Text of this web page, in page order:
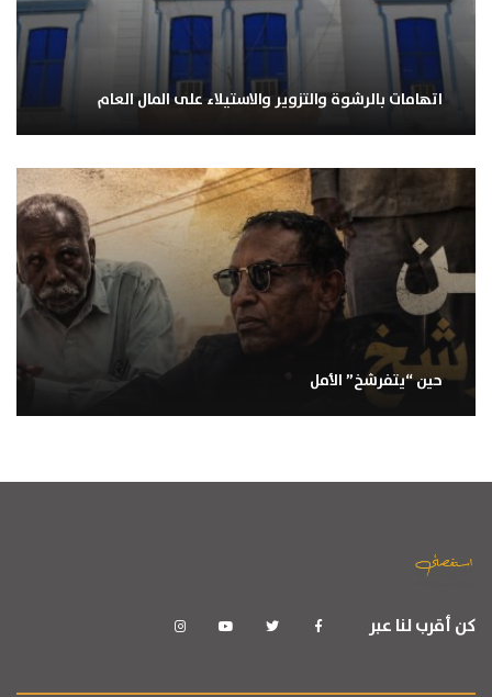
اتهامات بالرشوة والتزوير والاستيلاء على المال العام
حين “يتفرشخ” الأمل
كن أقرب لنا عبر